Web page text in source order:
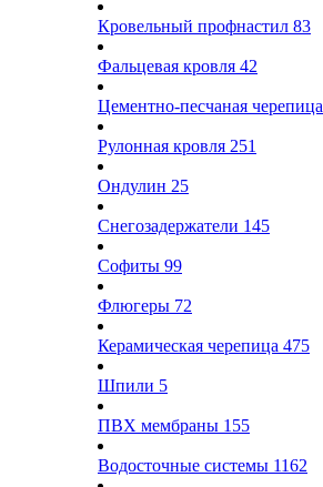
Кровельный профнастил 83
Фальцевая кровля 42
Цементно-песчаная черепица
Рулонная кровля 251
Ондулин 25
Снегозадержатели 145
Софиты 99
Флюгеры 72
Керамическая черепица 475
Шпили 5
ПВХ мембраны 155
Водосточные системы 1162